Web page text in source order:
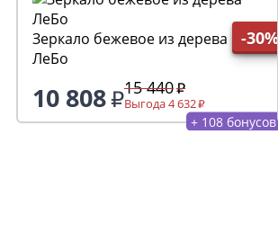
-30%
Зеркало бежевое из дерева
ЛеБо
10 808 15 440
Выгода 4 632
+ 108 бонусов